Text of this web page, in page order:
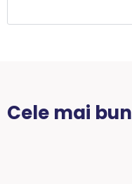
Cele mai